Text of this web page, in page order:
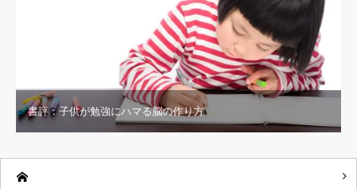
書評：子供が勉強にハマる脳の作り方